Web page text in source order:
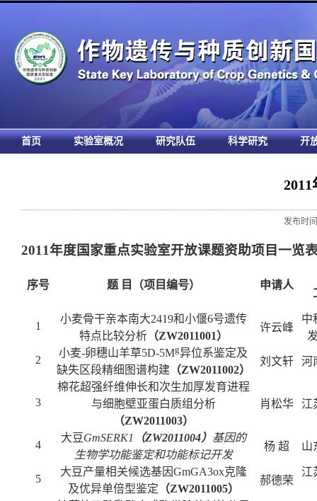
首页 实验室概况 研究队伍 科学研究 开
发布时
2011年度国家重点实验室开放课题资助项目一览
序号 题 目（项目编号） 申请人
1
小麦骨干亲本南大2419和小偃6号遗传
特点比较分析（ZW2011001）
许云峰
中
2
小麦-卵穗山羊草5D-5Mg异位系鉴定及
缺失区段精细图谱构建（ZW2011002）
刘文轩 河
3
棉花超强纤维伸长和次生加厚发育进程
与细胞壁亚蛋白质组分析
（ZW2011003）
肖松华 江
4
大豆 GmSERK1 （ZW2011004） 基因的
生物学功能鉴定和功能标记开发
杨 超 山
5
大豆产量相关候选基因GmGA3ox克隆
及优异单倍型鉴定 （ZW2011005）
郝德荣
江